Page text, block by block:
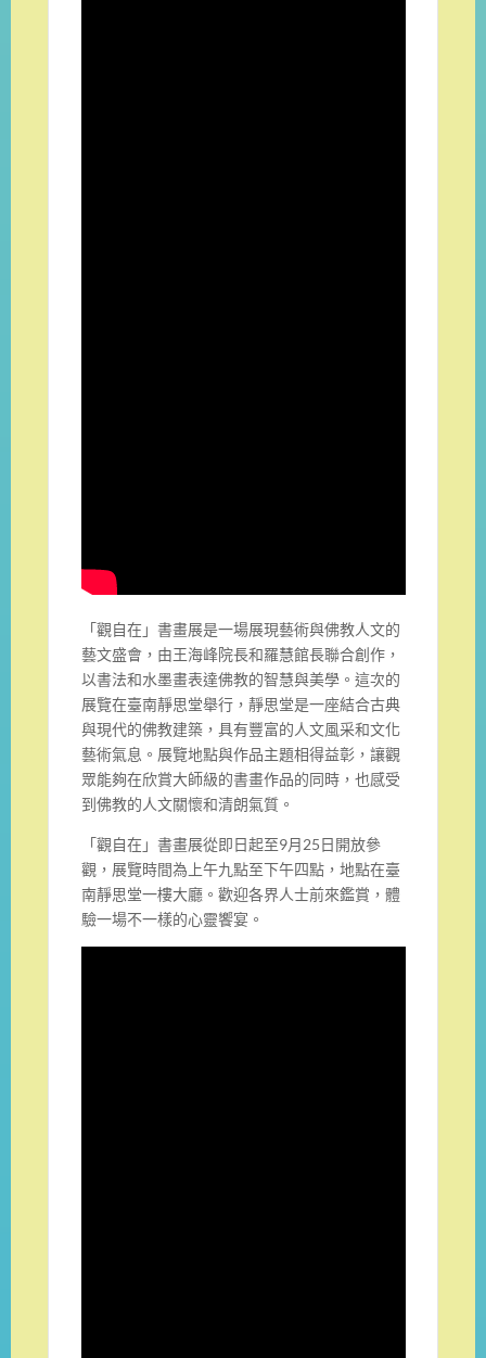
「觀自在」書畫展是一場展現藝術與佛教人文的
藝文盛會，由王海峰院長和羅慧館長聯合創作，
以書法和水墨畫表達佛教的智慧與美學。這次的
展覽在臺南靜思堂舉行，靜思堂是一座結合古典
與現代的佛教建築，具有豐富的人文風采和文化
藝術氣息。展覽地點與作品主題相得益彰，讓觀
眾能夠在欣賞大師級的書畫作品的同時，也感受
到佛教的人文關懷和清朗氣質。
「觀自在」書畫展從即日起至9月25日開放參
觀，展覽時間為上午九點至下午四點，地點在臺
南靜思堂一樓大廳。歡迎各界人士前來鑑賞，體
驗一場不一樣的心靈饗宴。